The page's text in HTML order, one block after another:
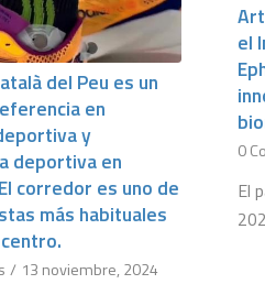
del Peu es un
en
y
deportiva en
corredor es uno de
más habituales
/ 13 noviembre, 2024
el
0
El